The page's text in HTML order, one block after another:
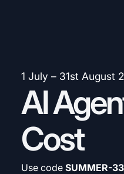
1 July – 31st August
AI
Cost
Use code SUMMER-